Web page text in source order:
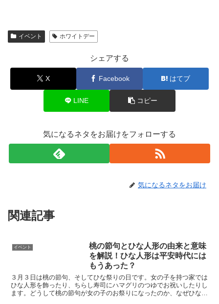
イベント ホワイトデー
シェアする
X Facebook はてブ
LINE コピー
気になるネタをお届けをフォローする
気になるネタをお届け
関連記事
イベント
桃の節句とひな人形の由来と意味
を解説！ひな人形は平安時代には
もうあった？
３月３日は桃の節句、そしてひな祭りの日です。女の子を持つ家では
ひな人形を飾ったり、ちらし寿司にハマグリのつゆでお祝いしたりし
ます。どうして桃の節句が女の子のお祭りになったのか、なぜひな人